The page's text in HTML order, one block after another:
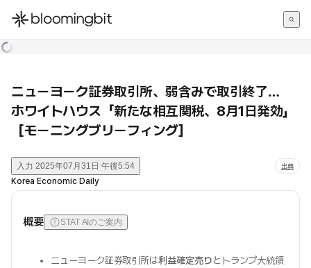
한국어
ニューヨーク証券取引所、弱含みで取引終了…
ホワイトハウス「新たな相互関税、8月1日発効」
［モーニングブリーフィング］
入力 2025年07月31日 午後5:54 出典
Korea Economic Daily
概要 STAT AIのご案内
ニューヨーク証券取引所は利益確定売りとトランプ大統領